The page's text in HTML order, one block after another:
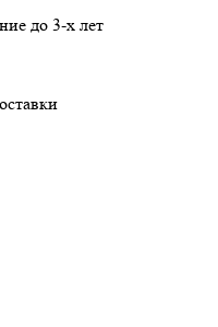
до 3-х лет